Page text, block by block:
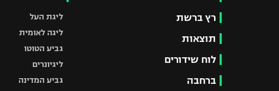
רץ ברשת
תוצאות
לוח שידורים
ברחבה
ליגת העל
ליגה לאומית
גביע הטוטו
ליגיונרים
גביע המדינה